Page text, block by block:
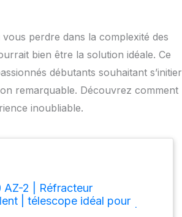
perdre dans la complexité des
bien être la solution idéale. Ce
débutants souhaitant s’initier
remarquable. Découvrez comment
inoubliable.
AZ-2 | Réfracteur
| télescope idéal pour